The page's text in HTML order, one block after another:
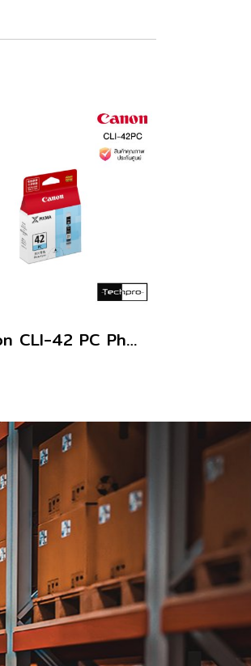
Canon CLI-42 PC Photo Cyan ตลับหมึกอิงค์เจ็ท สีฟ้าโฟโต้